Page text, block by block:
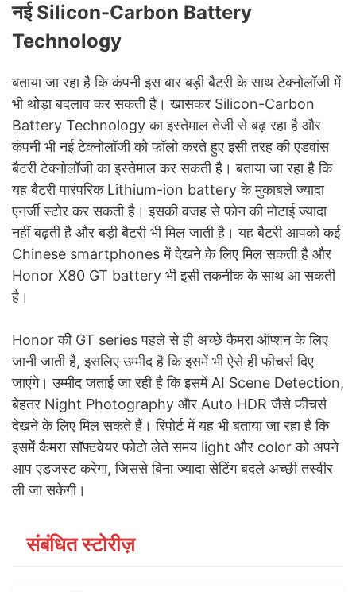
नई Silicon-Carbon Battery
Technology
बताया जा रहा है कि कंपनी इस बार बड़ी बैटरी के साथ टेक्नोलॉजी में
भी थोड़ा बदलाव कर सकती है। खासकर Silicon-Carbon
Battery Technology का इस्तेमाल तेजी से बढ़ रहा है और
कंपनी भी नई टेक्नोलॉजी को फॉलो करते हुए इसी तरह की एडवांस
बैटरी टेक्नोलॉजी का इस्तेमाल कर सकती है। बताया जा रहा है कि
यह बैटरी पारंपरिक Lithium-ion battery के मुकाबले ज्यादा
एनर्जी स्टोर कर सकती है। इसकी वजह से फोन की मोटाई ज्यादा
नहीं बढ़ती है और बड़ी बैटरी भी मिल जाती है। यह बैटरी आपको कई
Chinese smartphones में देखने के लिए मिल सकती है और
Honor X80 GT battery भी इसी तकनीक के साथ आ सकती
है।
Honor की GT series पहले से ही अच्छे कैमरा ऑप्शन के लिए
जानी जाती है, इसलिए उम्मीद है कि इसमें भी ऐसे ही फीचर्स दिए
जाएंगे। उम्मीद जताई जा रही है कि इसमें AI Scene Detection,
बेहतर Night Photography और Auto HDR जैसे फीचर्स
देखने के लिए मिल सकते हैं। रिपोर्ट में यह भी बताया जा रहा है कि
इसमें कैमरा सॉफ्टवेयर फोटो लेते समय light और color को अपने
आप एडजस्ट करेगा, जिससे बिना ज्यादा सेटिंग बदले अच्छी तस्वीर
ली जा सकेगी।
संबंधित स्टोरीज़